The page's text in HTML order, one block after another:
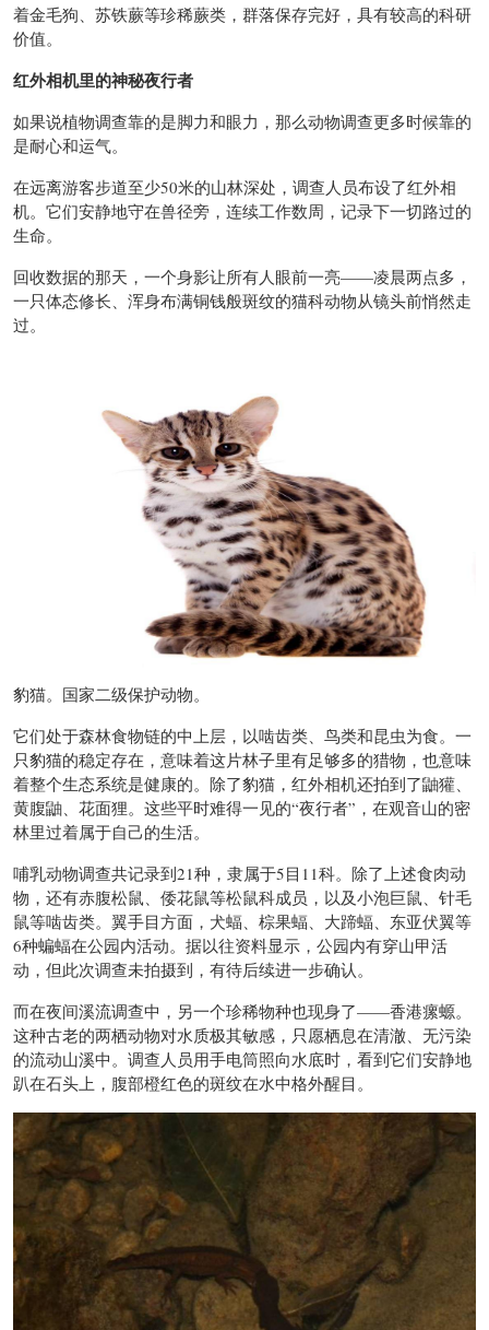
着金毛狗、苏铁蕨等珍稀蕨类，群落保存完好，具有较高的科研
价值。
红外相机里的神秘夜行者
如果说植物调查靠的是脚力和眼力，那么动物调查更多时候靠的
是耐心和运气。
在远离游客步道至少50米的山林深处，调查人员布设了红外相
机。它们安静地守在兽径旁，连续工作数周，记录下一切路过的
生命。
回收数据的那天，一个身影让所有人眼前一亮——凌晨两点多，
一只体态修长、浑身布满铜钱般斑纹的猫科动物从镜头前悄然走
过。
豹猫。国家二级保护动物。
它们处于森林食物链的中上层，以啮齿类、鸟类和昆虫为食。一
只豹猫的稳定存在，意味着这片林子里有足够多的猎物，也意味
着整个生态系统是健康的。除了豹猫，红外相机还拍到了鼬獾、
黄腹鼬、花面狸。这些平时难得一见的“夜行者”，在观音山的密
林里过着属于自己的生活。
哺乳动物调查共记录到21种，隶属于5目11科。除了上述食肉动
物，还有赤腹松鼠、倭花鼠等松鼠科成员，以及小泡巨鼠、针毛
鼠等啮齿类。翼手目方面，犬蝠、棕果蝠、大蹄蝠、东亚伏翼等
6种蝙蝠在公园内活动。据以往资料显示，公园内有穿山甲活
动，但此次调查未拍摄到，有待后续进一步确认。
而在夜间溪流调查中，另一个珍稀物种也现身了——香港瘰螈。
这种古老的两栖动物对水质极其敏感，只愿栖息在清澈、无污染
的流动山溪中。调查人员用手电筒照向水底时，看到它们安静地
趴在石头上，腹部橙红色的斑纹在水中格外醒目。